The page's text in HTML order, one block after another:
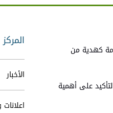
10 سيارات كهربائية حديثة مُقدمة كهدية من
على أهمية
الأخبار